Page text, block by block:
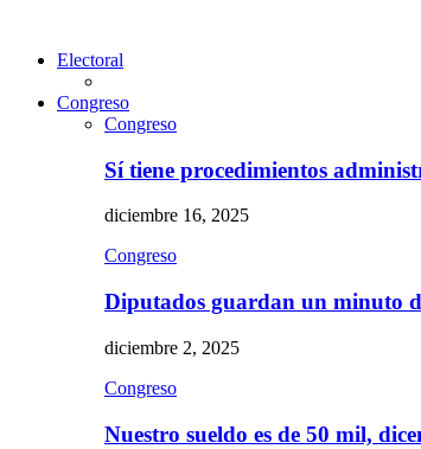
Electoral
Congreso
Congreso
Sí tiene procedimientos
diciembre 16, 2025
Congreso
Diputados guardan un minuto
diciembre 2, 2025
Congreso
Nuestro sueldo es de 50 mil,